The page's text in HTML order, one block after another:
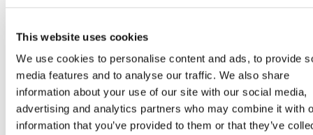
This website uses cookies
We use cookies to personalise content and ads, to provide
media features and to analyse our traffic. We also share
information about your use of our site with our social media,
advertising and analytics partners who may combine it with
information that you’ve provided to them or that they’ve
GEA MIone
Go to Stal benodigdheden
Koeborstel
Ambic onderdelen
Minimelkers
stalartikelen
Skelex